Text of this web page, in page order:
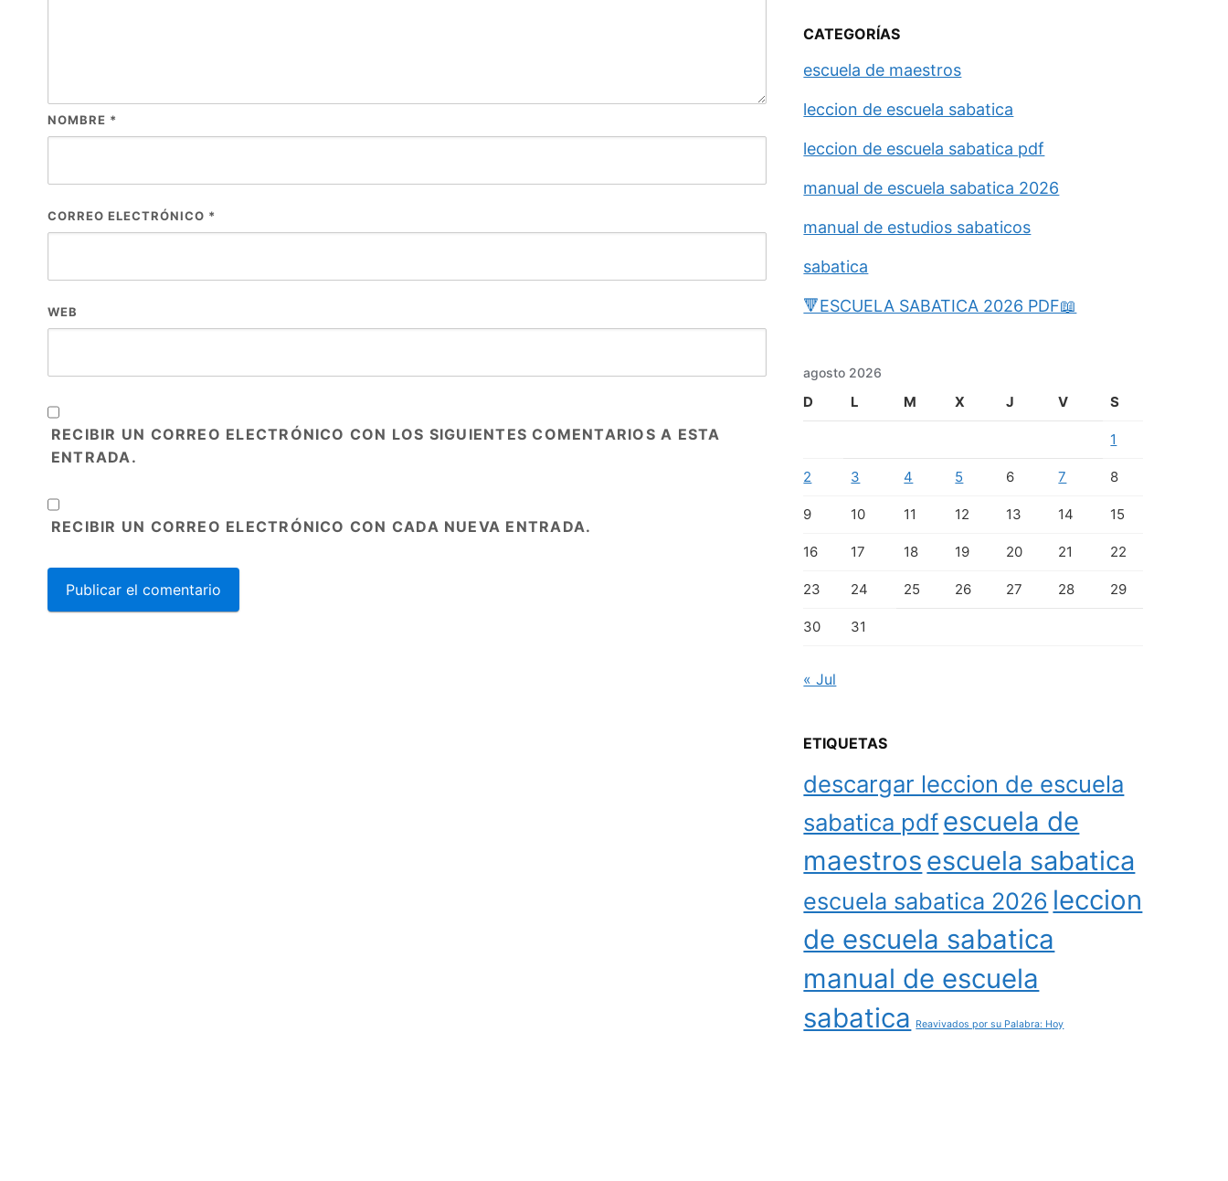
NOMBRE *
CORREO ELECTRÓNICO *
WEB
RECIBIR UN CORREO ELECTRÓNICO CON LOS SIGUIENTES COMENTARIOS A ESTA
ENTRADA.
RECIBIR UN CORREO ELECTRÓNICO CON CADA NUEVA ENTRADA.
CATEGORÍAS
escuela de maestros
leccion de escuela sabatica
leccion de escuela sabatica pdf
manual de escuela sabatica 2026
manual de estudios sabaticos
sabatica
🔻ESCUELA SABATICA 2026 PDF📖
agosto 2026
D L M X J V S
1
2 3 4 5 6 7 8
9 10 11 12 13 14 15
16 17 18 19 20 21 22
23 24 25 26 27 28 29
30 31
« Jul
ETIQUETAS
descargar leccion de escuela
sabatica pdfescuela de
maestros escuela sabatica
escuela sabatica 2026 leccion
de escuela sabatica
manual de escuela
sabatica
Reavivados por su Palabra: Hoy